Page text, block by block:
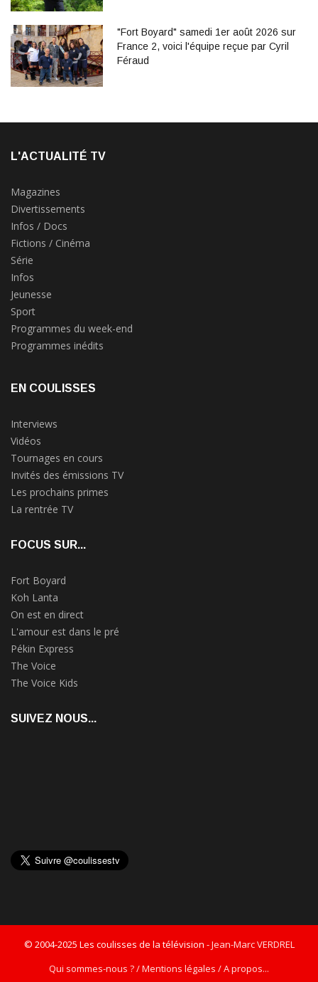
"Fort Boyard" samedi 1er août 2026 sur
France 2, voici l'équipe reçue par Cyril
Féraud
L'ACTUALITÉ TV
Magazines
Divertissements
Infos / Docs
Fictions / Cinéma
Série
Infos
Jeunesse
Sport
Programmes du week-end
Programmes inédits
EN COULISSES
Interviews
Vidéos
Tournages en cours
Invités des émissions TV
Les prochains primes
La rentrée TV
FOCUS SUR...
Fort Boyard
Koh Lanta
On est en direct
L'amour est dans le pré
Pékin Express
The Voice
The Voice Kids
SUIVEZ NOUS...
© 2004-2025 Les coulisses de la télévision -Jean-Marc VERDREL
Qui sommes-nous ? / Mentions légales / A propos...